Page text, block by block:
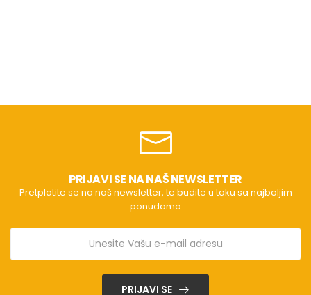
PRIJAVI SE NA NAŠ NEWSLETTER
Pretplatite se na naš newsletter, te budite u toku sa najboljim
ponudama
PRIJAVI SE